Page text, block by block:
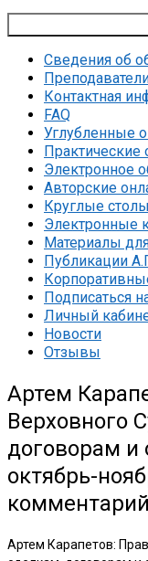
Сведения об
Контактная
FAQ
Углубленные
Практические
Электронное
Авторские
Круглые
Электронные
Материалы
Публикации
Подписаться
Личный
Новости
Отзывы
Артем
Верховного
договорам и
октябрь-
комментарий
Артем Карапетов: